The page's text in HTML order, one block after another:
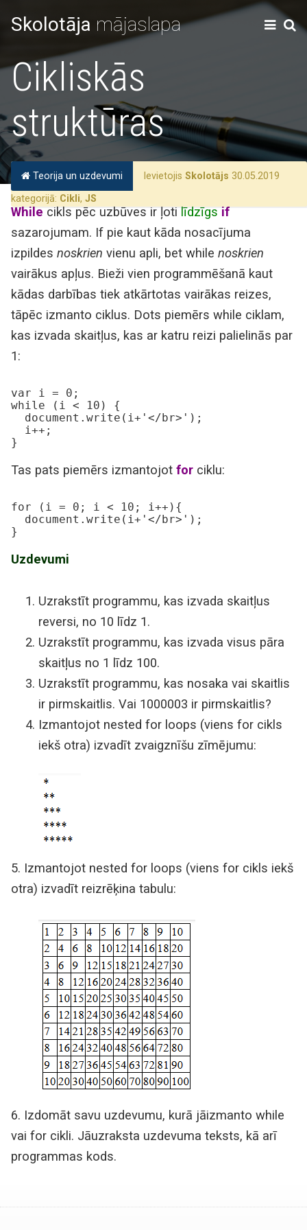
Skolotāja mājaslapa
Cikliskās
struktūras
Teorija un uzdevumi Ievietojis Skolotājs 30.05.2019
kategorijā: Cikli, JS
Whilecikls pēc uzbūves ir ļotilīdzīgs if
sazarojumam. If pie kaut kāda nosacījuma
izpildes noskrien vienu apli, bet while noskrien
vairākus apļus. Bieži vien programmēšanā kaut
kādas darbības tiek atkārtotas vairākas reizes,
tāpēc izmanto ciklus. Dots piemērs while ciklam,
kas izvada skaitļus, kas ar katru reizi palielinās par
1:
var i = 0;
while (i < 10) {
}
Tas pats piemērs izmantojot for ciklu:
for (i = 0; i < 10; i++){
}
Uzdevumi
Uzrakstīt programmu, kas izvada skaitļus
reversi, no 10 līdz 1.
Uzrakstīt programmu, kas izvada visus pāra
skaitļus no 1 līdz 100.
Uzrakstīt programmu, kas nosaka vai skaitlis
ir pirmskaitlis. Vai 1000003 ir pirmskaitlis?
Izmantojot nested for loops (viens for cikls
iekš otra) izvadīt zvaigznīšu zīmējumu:
5. Izmantojot nested for loops (viens for cikls iekš
otra) izvadīt reizrēķina tabulu:
6. Izdomāt savu uzdevumu, kurā jāizmanto while
vai for cikli. Jāuzraksta uzdevuma teksts, kā arī
programmas kods.